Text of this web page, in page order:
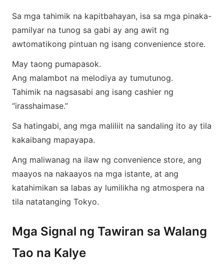
Sa mga tahimik na kapitbahayan, isa sa mga pinaka-
pamilyar na tunog sa gabi ay ang awit ng
awtomatikong pintuan ng isang convenience store.
May taong pumapasok.
Ang malambot na melodiya ay tumutunog.
Tahimik na nagsasabi ang isang cashier ng
“irasshaimase.”
Sa hatingabi, ang mga maliliit na sandaling ito ay tila
kakaibang mapayapa.
Ang maliwanag na ilaw ng convenience store, ang
maayos na nakaayos na mga istante, at ang
katahimikan sa labas ay lumilikha ng atmospera na
tila natatanging Tokyo.
Mga Signal ng Tawiran sa Walang
Tao na Kalye